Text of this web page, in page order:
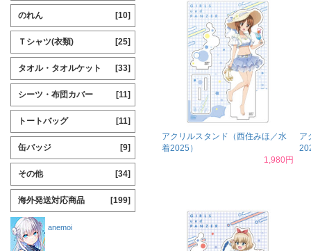
アクリルスタンド（西住みほ／水
着2025）
1,980円
ア
のれん [10]
Ｔシャツ(衣類) [25]
タオル・タオルケット [33]
シーツ・布団カバー [11]
トートバッグ [11]
缶バッジ [9]
その他 [34]
海外発送対応商品 [199]
anemoi